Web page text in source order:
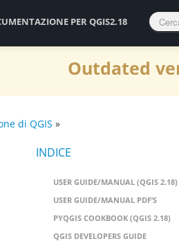
Outdated
PER QGIS2.18
di QGIS »
INDICE
USER GUIDE/MANUAL (QGIS 2.18)
USER GUIDE/MANUAL PDF’S
PYQGIS COOKBOOK (QGIS 2.18)
QGIS DEVELOPERS GUIDE